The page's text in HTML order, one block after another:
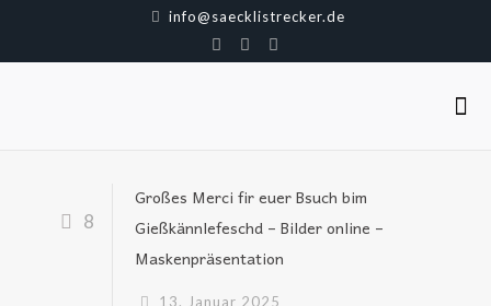
info@saecklistrecker.de
8
Großes Merci fir euer Bsuch bim
Gießkännlefeschd – Bilder online –
Maskenpräsentation
13. Januar 2025